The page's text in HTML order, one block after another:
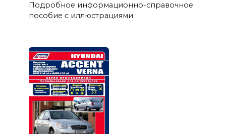
Подробное информационно-справочное
пособие с иллюстрациями